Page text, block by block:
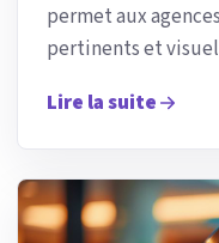
permet aux
pertinents et
Lire la suite